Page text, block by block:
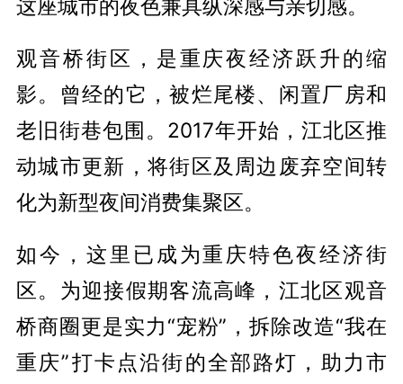
这座城市的夜色兼具纵深感与亲切感。
观音桥街区，是重庆夜经济跃升的缩
影。曾经的它，被烂尾楼、闲置厂房和
老旧街巷包围。2017年开始，江北区推
动城市更新，将街区及周边废弃空间转
化为新型夜间消费集聚区。
如今，这里已成为重庆特色夜经济街
区。为迎接假期客流高峰，江北区观音
桥商圈更是实力“宠粉”，拆除改造“我在
重庆”打卡点沿街的全部路灯，助力市